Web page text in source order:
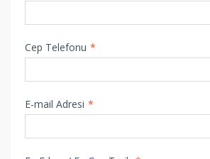
Cep Telefonu *
E-mail Adresi *